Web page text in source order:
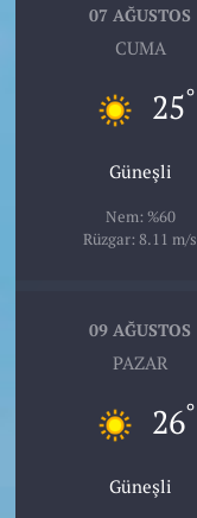
07 AĞUSTOS
CUMA
25°
Güneşli
Nem: %60
Rüzgar: 8.11 m/s
09 AĞUSTOS
PAZAR
26°
Güneşli